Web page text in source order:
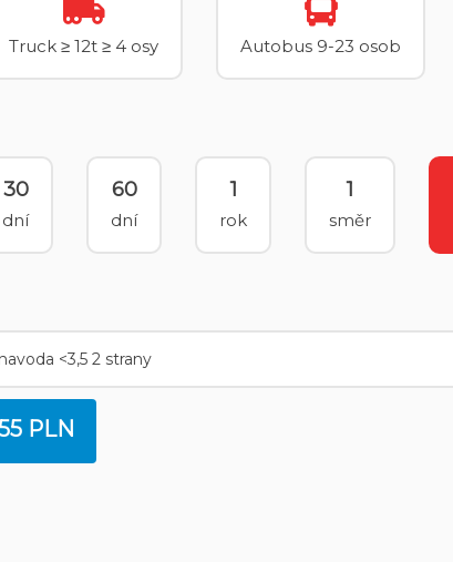
Truck ≥ 12t ≥ 4 osy Autobus 9-23 osob
30
dní
60
dní
1
rok
1
směr
PLN